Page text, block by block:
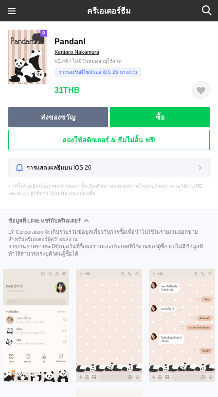
ครีเอเตอร์ธีม
Pandan!
Kentaro Nakamura
V2.46 / ไม่มีวันหมดอายุใช้งาน
การรองรับดีไซน์ของ iOS 26 บางส่วน
31THB
ส่งของขวัญ ซื้อ
ลองใช้สติกเกอร์ & ธีมไม่อั้น ฟรี!
การแสดงผลธีมบน iOS 26
ภาพในร้านธีมเป็นภาพประกอบเท่านั้น ธีมจริงอาจแสดงผลต่าง/ไม่ครบถ้วนตามเวอร์ชัน LINE
และระบบปฏิบัติการ โปรดพิจารณาก่อนซื้อ
ข้อมูลที่ LINE แชร์กับครีเอเตอร์
LY Corporation จะเก็บรวบรวมข้อมูลเกี่ยวกับการซื้อเพื่อนำไปใช้ในรายงานยอดขาย
สำหรับครีเอเตอร์ผู้สร้างผลงาน
รายงานยอดขายจะมีข้อมูลวันที่ซื้อผลงานและประเทศที่ใช้งานของผู้ซื้อ แต่ไม่มีข้อมูลที่
ทำให้สามารถระบุตัวตนผู้ซื้อได้